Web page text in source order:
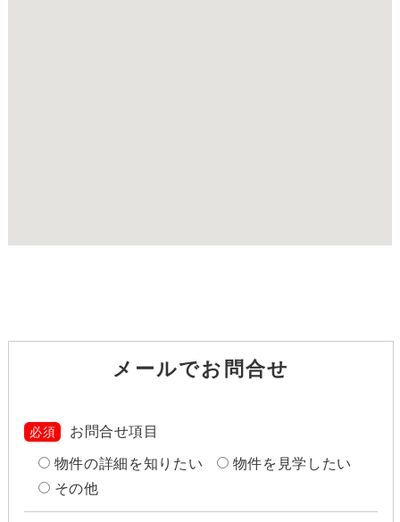
メールでお問合せ
必須 お問合せ項目
物件の詳細を知りたい
物件を見学したい
その他